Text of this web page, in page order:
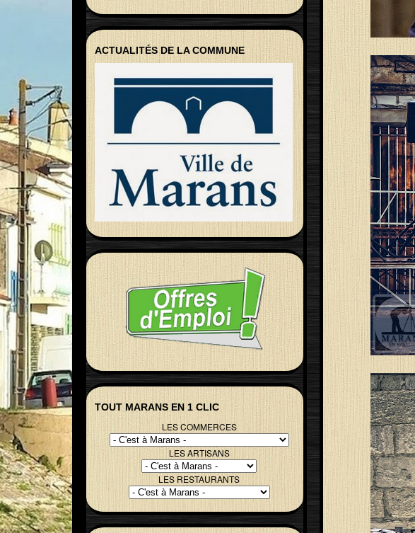
ACTUALITÉS DE LA COMMUNE
TOUT MARANS EN 1 CLIC
LES COMMERCES
LES ARTISANS
LES RESTAURANTS